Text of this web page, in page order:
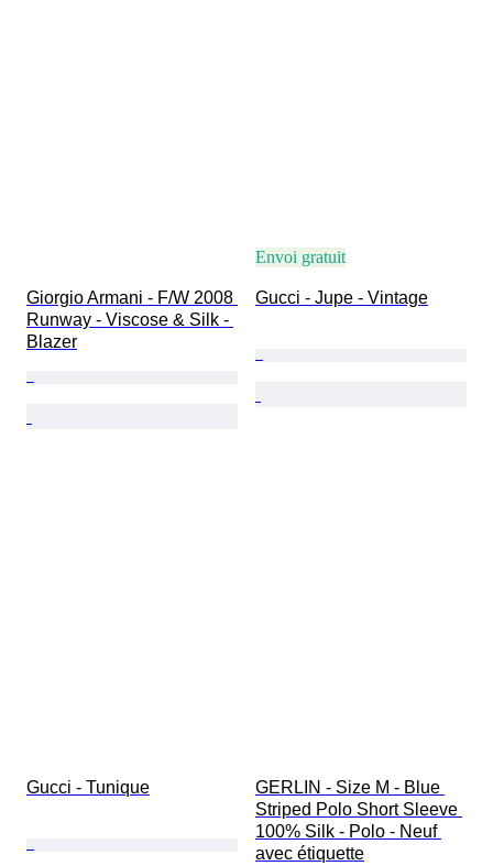
Giorgio Armani - F/W 2008
Runway - Viscose & Silk -
Blazer
Envoi gratuit
Gucci - Jupe - Vintage
Gucci - Tunique
GERLIN - Size M - Blue
Striped Polo Short Sleeve
100% Silk - Polo - Neuf
avec étiquette